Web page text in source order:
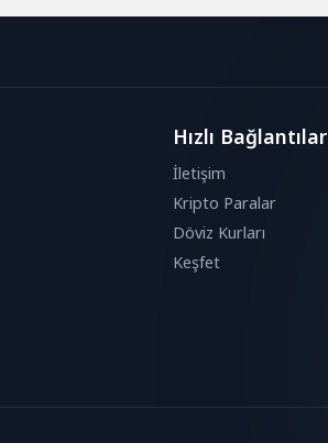
Hızlı Bağlantılar
İletişim
Kripto Paralar
Döviz Kurları
Keşfet